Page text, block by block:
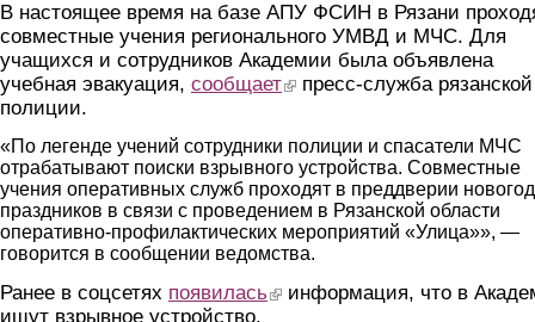
В настоящее время на базе АПУ ФСИН в Рязани
совместные учения регионального УМВД и МЧС. Для
учащихся и сотрудников Академии была объявлена
учебная эвакуация, сообщает(link is external)
пресс-служба рязанской
полиции.
«По легенде учений сотрудники полиции и спасатели МЧС
отрабатывают поиски взрывного устройства. Совместные
учения оперативных служб проходят в преддверии
праздников в связи с проведением в Рязанской области
оперативно-профилактических мероприятий «Улица»», —
говорится в сообщении ведомства.
Ранее в соцсетях появилась (link is external)
информация, что в
ищут взрывное устройство.